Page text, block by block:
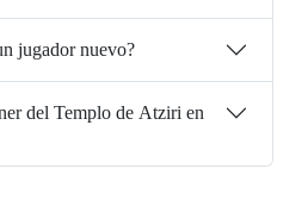
jugador nuevo?
del Templo de Atziri en